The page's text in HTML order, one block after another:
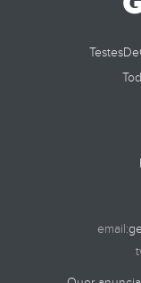
email: